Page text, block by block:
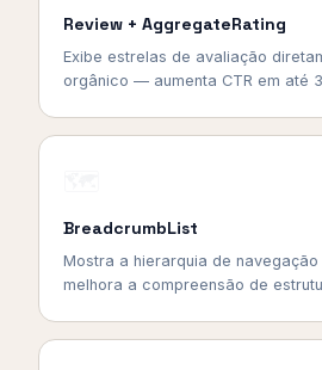
Review + AggregateRating
Exibe estrelas de avaliação
orgânico — aumenta CTR em até
BreadcrumbList
Mostra a hierarquia de navegação
melhora a compreensão de